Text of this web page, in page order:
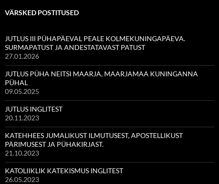
VÄRSKED POSTITUSED
JUTLUS III PÜHAPÄEVAL PEALE KOLMEKUNINGAPÄEVA.
SURMAPATUST JA ANDESTATAVAST PATUST
27.01.2026
JUTLUS PÜHA NEITSI MAARJA, MAARJAMAA KUNINGANNA
PÜHAL
09.05.2025
JUTLUS INGLITEST
20.11.2023
KATEHHEES JUMALIKUST ILMUTUSEST, APOSTELLIKUST
PÄRIMUSEST JA PÜHAKIRJAST.
21.10.2023
KATOLIIKLIK KATEKISMUS INGLITEST
26.05.2023